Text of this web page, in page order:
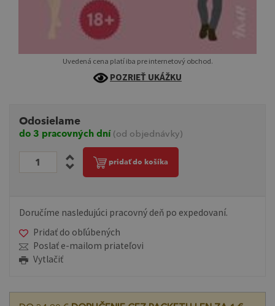
Uvedená cena platí iba pre internetový obchod.
POZRIEŤ UKÁŽKU
Odosielame
do 3 pracovných dní (od objednávky)
pridať do košíka
Doručíme nasledujúci pracovný deň po expedovaní.
Pridať do obľúbených
Poslať e-mailom priateľovi
Vytlačiť